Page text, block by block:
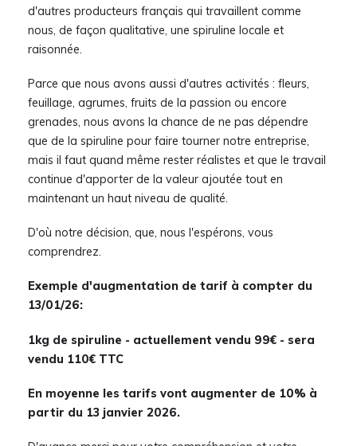
d'autres producteurs français qui travaillent comme
nous, de façon qualitative, une spiruline locale et
raisonnée.
Parce que nous avons aussi d'autres activités : fleurs,
feuillage, agrumes, fruits de la passion ou encore
grenades, nous avons la chance de ne pas dépendre
que de la spiruline pour faire tourner notre entreprise,
mais il faut quand même rester réalistes et que le travail
continue d'apporter de la valeur ajoutée tout en
maintenant un haut niveau de qualité.
D'où notre décision, que, nous l'espérons, vous
comprendrez.
Exemple d'augmentation de tarif à compter du
13/01/26:
1kg de spiruline - actuellement vendu 99€ - sera
vendu 110€ TTC
En moyenne les tarifs vont augmenter de 10% à
partir du 13 janvier 2026.